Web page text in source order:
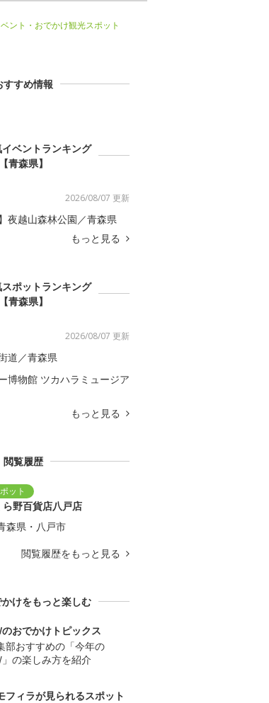
ント・おでかけ観光スポット
すすめ情報
ベントランキング
【青森県】
2026/08/07 更新
夜越山森林公園／青森県
もっと見る
ポットランキング
【青森県】
2026/08/07 更新
道／青森県
博物館 ツカハラミュージア
もっと見る
閲覧履歴
ら野百貨店八戸店
森県・八戸市
閲覧履歴をもっと見る
けをもっと楽しむ
のおでかけトピックス
部おすすめの「今年の
」の楽しみ方を紹介
フィラが見られるスポット